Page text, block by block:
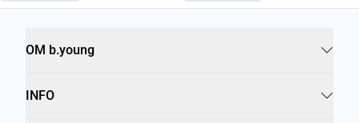
OM b.young
INFO